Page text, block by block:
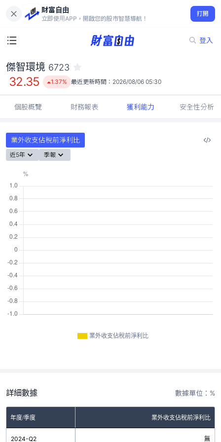
財富自由
立即使用APP，開啟您的股市智慧導航！
打開
登入
32.35
1.37%
傑智環境 6723
32.35 1.37% 最近更新時間： 2026/08/06 05:30
個股概覽 財務報表 獲利能力 安全性分析
業外收支佔稅前淨利比
近5年 季報
業外收支佔稅前淨利比
詳細數據 數據單位：%
年度/季度 業外收支佔稅前淨利比
2024-Q2 無